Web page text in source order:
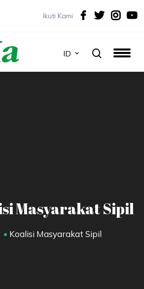
Ikuti Kami
ID
Masyarakat Sipil
Koalisi Masyarakat Sipil